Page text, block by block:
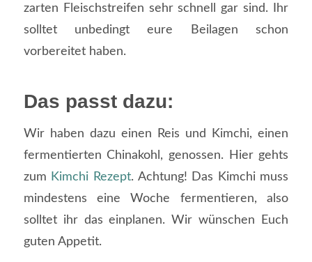
zarten Fleischstreifen sehr schnell gar sind. Ihr
solltet unbedingt eure Beilagen schon
vorbereitet haben.
Das passt dazu:
Wir haben dazu einen Reis und Kimchi, einen
fermentierten Chinakohl, genossen. Hier gehts
zum Kimchi Rezept. Achtung! Das Kimchi muss
mindestens eine Woche fermentieren, also
solltet ihr das einplanen. Wir wünschen Euch
guten Appetit.